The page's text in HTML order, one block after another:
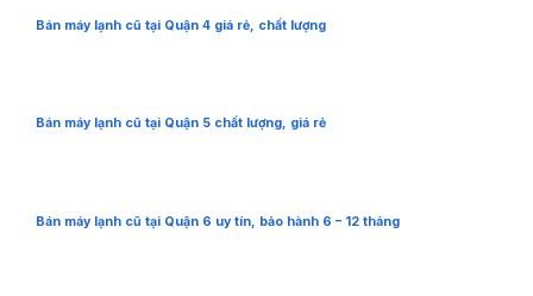
Bán máy lạnh cũ tại Quận 4 giá rẻ, chất lượng
Bán máy lạnh cũ tại Quận 5 chất lượng, giá rẻ
Bán máy lạnh cũ tại Quận 6 uy tín, bảo hành 6 – 12 tháng